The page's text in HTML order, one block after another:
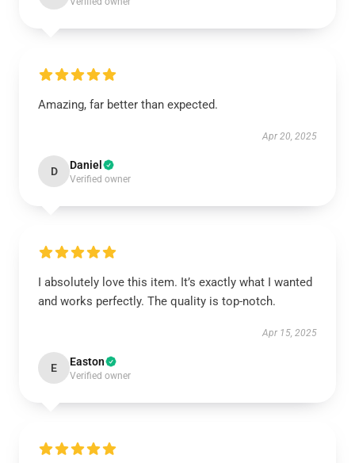
Amazing, far better than expected.
Apr 20, 2025
D Daniel
Verified owner
I absolutely love this item. It’s exactly what I wanted
and works perfectly. The quality is top-notch.
Apr 15, 2025
E Easton
Verified owner